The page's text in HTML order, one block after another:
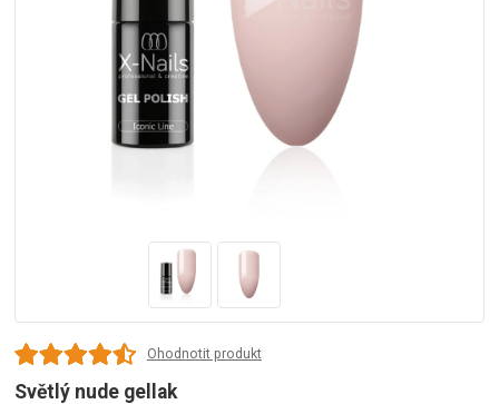
Ohodnotit produkt
Světlý nude gellak